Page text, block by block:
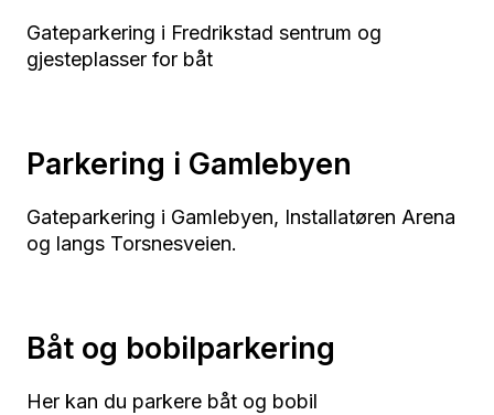
Gateparkering i Fredrikstad sentrum og
gjesteplasser for båt
Parkering i Gamlebyen
Gateparkering i Gamlebyen, Installatøren Arena
og langs Torsnesveien.
Båt og bobilparkering
Her kan du parkere båt og bobil